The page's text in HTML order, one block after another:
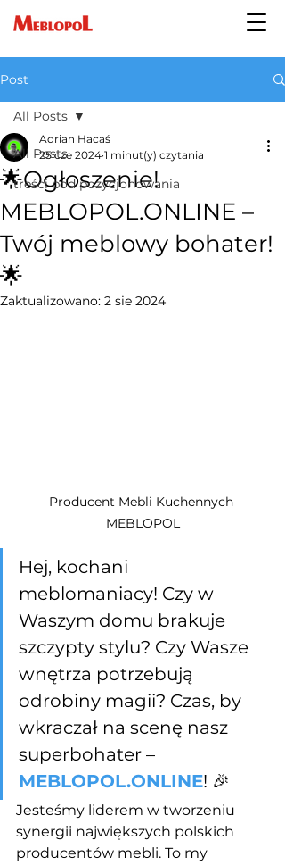
Post
All Posts
treści pod pozycjonowania
All Posts
🌟Ogłoszenie!
MEBLOPOL.ONLINE –
Twój meblowy bohater!
🌟
Adrian Hacaś
25 cze 2024 1 minut(y) czytania
Zaktualizowano: 2 sie 2024
Producent Mebli Kuchennych
MEBLOPOL
Hej, kochani
meblomaniacy! Czy w
Waszym domu brakuje
szczypty stylu? Czy Wasze
wnętrza potrzebują
odrobiny magii? Czas, by
wkraczał na scenę nasz
superbohater –
MEBLOPOL.ONLINE! 🎉
Jesteśmy liderem w tworzeniu
synergii największych polskich
producentów mebli. To my